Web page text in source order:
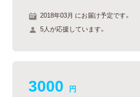
2018年03月 にお届け予定です。
5人が応援しています。
3000 円